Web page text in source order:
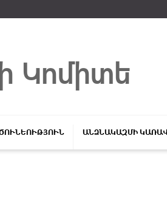
Կոմիտե
ԱՆՁՆԱԿԱԶՄԻ